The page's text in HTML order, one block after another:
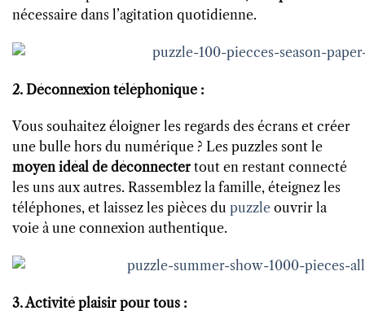
nécessaire dans l’agitation quotidienne.
2. Déconnexion téléphonique :
Vous souhaitez éloigner les regards des écrans et créer
une bulle hors du numérique ? Les puzzles sont le
moyen idéal de déconnecter tout en restant connecté
les uns aux autres. Rassemblez la famille, éteignez les
téléphones, et laissez les pièces du puzzle ouvrir la
voie à une connexion authentique.
3. Activité plaisir pour tous :